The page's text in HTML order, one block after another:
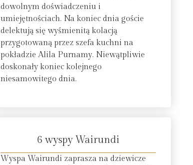
dowolnym doświadczeniu i
umiejętnościach. Na koniec dnia goście
delektują się wyśmienitą kolacją
przygotowaną przez szefa kuchni na
pokładzie Alila Purnamy. Niewątpliwie
doskonały koniec kolejnego
niesamowitego dnia.
6 wyspy Wairundi
Wyspa Wairundi zaprasza na dziewicze